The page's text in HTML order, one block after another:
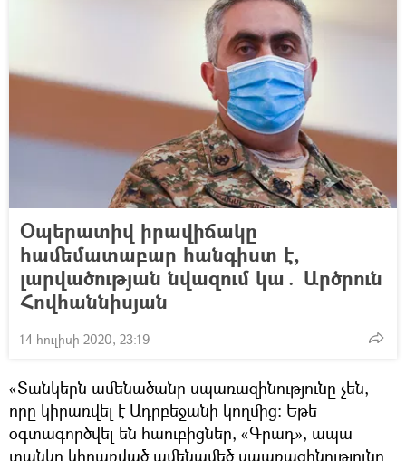
Օպերատիվ իրավիճակը
համեմատաբար հանգիստ է,
լարվածության նվազում կա․ Արծրուն
Հովհաննիսյան
14 հուլիսի 2020, 23:19
«Տանկերն ամենածանր սպառազինությունը չեն,
որը կիրառվել է Ադրբեջանի կողմից։ Եթե
օգտագործվել են հաուբիցներ, «Գրադ», ապա
տանկը կիրառված ամենամեծ սպառազինությունը